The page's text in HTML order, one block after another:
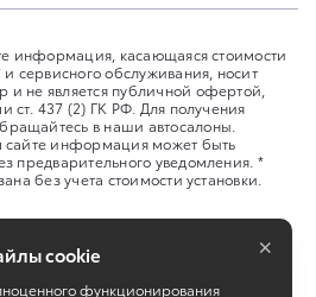
информация, касающаяся стоимости
сервисного обслуживания, носит
не является публичной офертой,
ст. 437 (2) ГК РФ. Для получения
в наши автосалоны.
сайте информация может быть
предварительного уведомления. *
без учета стоимости установки.
cookie
функционирования
×